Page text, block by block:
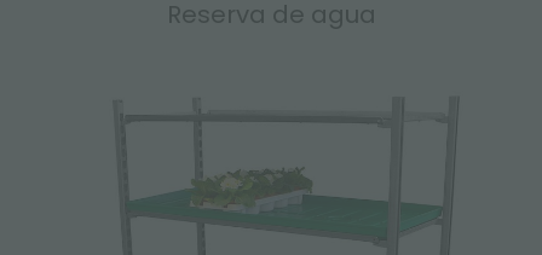
Reserva de agua